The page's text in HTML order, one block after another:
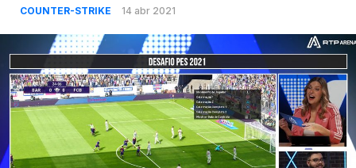
COUNTER-STRIKE 14 abr 2021